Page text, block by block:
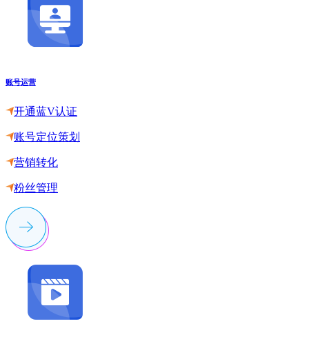
账号运营
开通蓝V认证
账号定位策划
营销转化
粉丝管理